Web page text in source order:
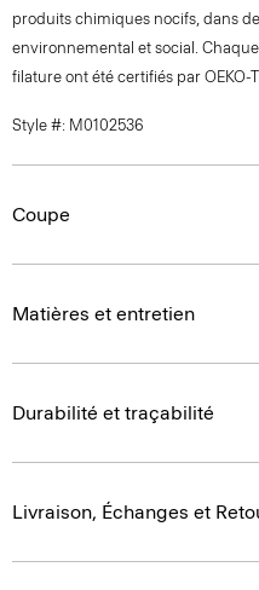
produits chimiques nocifs, dans
environnemental et social.
filature ont été certifiés par OEKO-
Style #: M0102536
Coupe
Matières et entretien
Durabilité et traçabilité
Livraison, Échanges et